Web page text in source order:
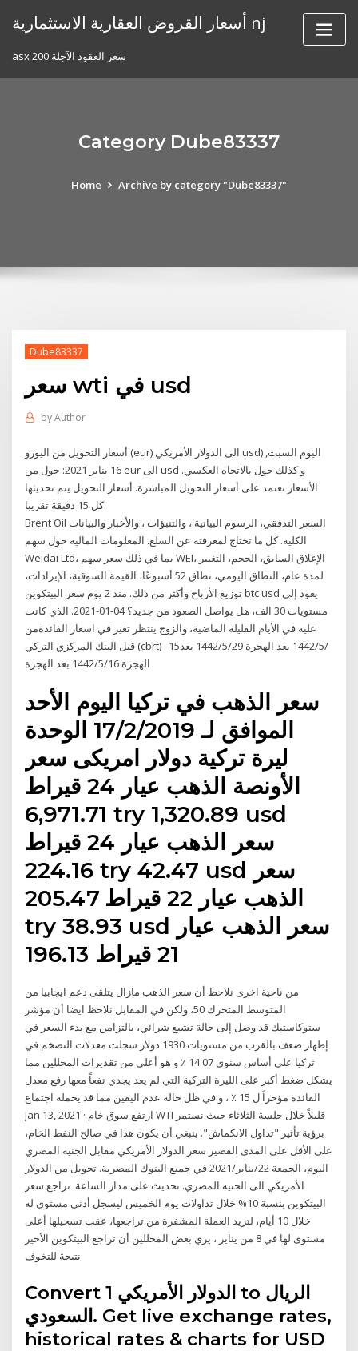
أسعار القروض العقارية الاستثمارية nj
asx 200 سعر العقود الآجلة
Category Dube83337
Home Archive by category "Dube83337"
Dube83337
سعر wti في usd
byAuthor
أسعار التحويل من اليورو (eur) الى الدولار الأمريكي usd) اليوم السبت,
16 يناير 2021: حول من eur الى usd و كذلك حول بالاتجاه العكسي.
الأسعار تعتمد على أسعار التحويل المباشرة. أسعار التحويل يتم تحديثها
كل 15 دقيقة تقريبا.
Brent Oil السعر التدفقي، الرسوم البيانية ، والتنبؤات ، والأخبار والبيانات
الكلية. كل ما تحتاج لمعرفته عن السلع. المعلومات المالية حول سهم
Weidai Ltd، بما في ذلك سعر سهم WEI، الإغلاق السابق، الحجم، التغيير
لمدة عام، النطاق اليومي، نطاق 52 أسبوعًا، القيمة السوقية، الإيرادات،
توزيع الأرباح وأكثر من ذلك. منذ 2 يوم سعر البيتكوين btc usd يعود إلى
مستويات 30 الف، هل يواصل الصعود من جديد؟ 04-01-2021. الذي كانت
عليه في الأيام القليلة الماضية، والزوج ينتظر تغير في اسعار الفائدةمن
قبل البنك المركزي التركي (cbrt) . 15‏‏/5‏‏/1442 بعد الهجرة 29‏‏/5‏‏/1442 بعد
الهجرة 16‏‏/5‏‏/1442 بعد الهجرة
سعر الذهب في تركيا اليوم الأحد
الموافق لـ 17/2/2019 الوحدة
ليرة تركية دولار امريكى سعر
الأونصة الذهب عيار 24 قيراط
6,971.71 try 1,320.89 usd
سعر الذهب عيار 24 قيراط
224.16 try 42.47 usd سعر
الذهب عيار 22 قيراط 205.47
try 38.93 usd سعر الذهب عيار
21 قيراط 196.13
من ناحية اخرى نلاحظ أن سعر الذهب مازال يتلقى دعم ايجابيا من
المتوسط المتحرك 50، ولكن في المقابل نلاحظ ايضا أن مؤشر
ستوكاستيك قد وصل إلى حالة تشبع شرائي، بالتزامن مع بدء السعر في
إظهار ضعف بالقرب من مستويات 1930 دولار سجلت معدلات التضخم في
تركيا على أساس سنوي 14.07 ٪ و هو أعلى من تقديرات المحللين مما
يشكل ضغط أكبر على الليرة التركية التي لم يعد يجدي نفعاً معها رفع معدل
الفائدة مؤخراً ل 15 ٪ ، و في ظل حالة عدم اليقين مما قد يحمله اجتماع
Jan 13, 2021 · ارتفع سوق خام WTI قليلاً خلال جلسة الثلاثاء حيث نستمر
برؤية تأثير "تداول الانكماش". ينبغي أن يكون هذا في صالح النفط الخام،
على الأقل على المدى القصير سعر الدولار الأمريكي مقابل الجنيه المصري
اليوم، الجمعة 22/يناير/2021 في جميع البنوك المصرية. تحويل من الدولار
الأمريكي الى الجنيه المصري. تحديث على مدار الساعة. تراجع سعر
البيتكوين بنسبة 10% خلال تداولات يوم الخميس ليسجل أدنى مستوى له
خلال 10 أيام، لتزيد العملة المشفرة من تراجعها، عقب تسجيلها أعلى
مستوى لها في 8 من يناير ، يري بعض المحللين أن تراجع البيتكوين الأخير
نتيجة للتخوف
Convert 1 الدولار الأمريكي to الريال
السعودي. Get live exchange rates,
historical rates & charts for USD